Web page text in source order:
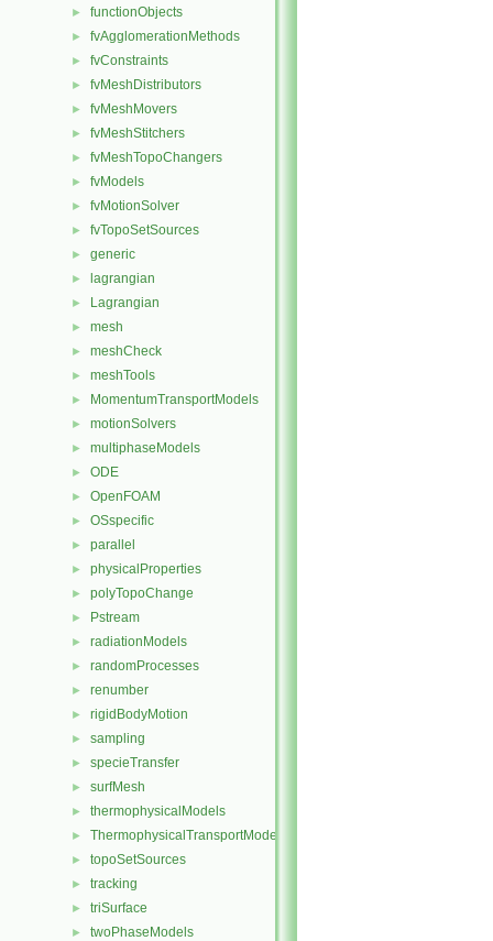
► functionObjects
► fvAgglomerationMethods
► fvConstraints
► fvMeshDistributors
► fvMeshMovers
► fvMeshStitchers
► fvMeshTopoChangers
► fvModels
► fvMotionSolver
► fvTopoSetSources
► generic
► lagrangian
► Lagrangian
► mesh
► meshCheck
► meshTools
► MomentumTransportModels
► motionSolvers
► multiphaseModels
► ODE
► OpenFOAM
► OSspecific
► parallel
► physicalProperties
► polyTopoChange
► Pstream
► radiationModels
► randomProcesses
► renumber
► rigidBodyMotion
► sampling
► specieTransfer
► surfMesh
► thermophysicalModels
► ThermophysicalTransportModels
► topoSetSources
► tracking
► triSurface
► twoPhaseModels